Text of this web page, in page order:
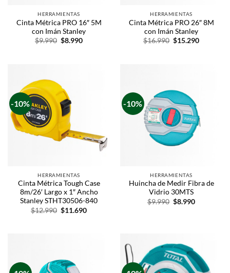
HERRAMIENTAS
Cinta Métrica PRO 16″ 5M
con Imán Stanley
$9.990 $8.990
HERRAMIENTAS
Cinta Métrica PRO 26″ 8M
con Imán Stanley
$16.990 $15.290
-10%
HERRAMIENTAS
Cinta Métrica Tough Case
8m/26′ Largo x 1″ Ancho
Stanley STHT30506-840
$12.990 $11.690
-10%
HERRAMIENTAS
Huincha de Medir Fibra de
Vidrio 30MTS
$9.990 $8.990